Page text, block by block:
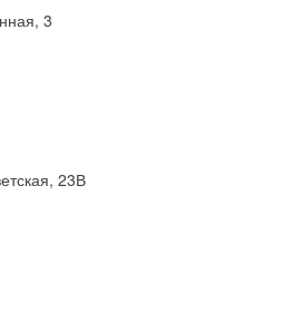
3
23В